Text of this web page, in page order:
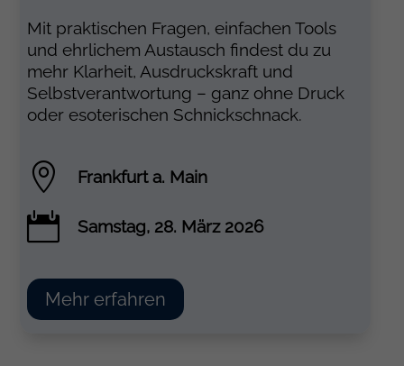
Mit praktischen Fragen, einfachen Tools
und ehrlichem Austausch findest du zu
mehr Klarheit, Ausdruckskraft und
Selbstverantwortung – ganz ohne Druck
oder esoterischen Schnickschnack.
 Frankfurt a. Main
 Samstag, 28. März 2026
Mehr erfahren